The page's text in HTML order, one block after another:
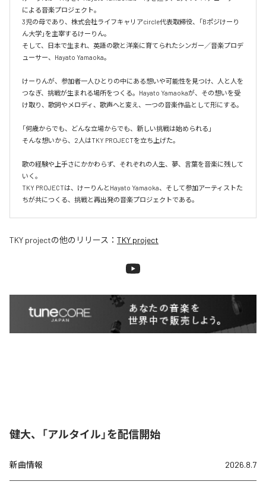
による音楽プロジェクト。
3児の母であり、株式会社ライフキャリアcircle代表取締役、「Bポジけーり
ん大学」を主宰するけーりん。
そして、日本で生まれ、英語の歌と洋楽に育てられたシンガー／音楽プロデ
ューサー、Hayato Yamaoka。
けーりんが、参加者一人ひとりの中にある想いや可能性を見つけ、人と人を
つなぎ、挑戦が生まれる場所をつくる。Hayato Yamaokaが、その想いを受
け取り、歌詞やメロディ、歌声へと変え、一つの音楽作品として形にする。
「何歳からでも、どんな立場からでも、新しい挑戦は始められる」
そんな想いから、2人はTKY PROJECTを立ち上げた。
歌の経験や上手さにかかわらず、それぞれの人生、夢、言葉を音楽に残して
いく。
TKY PROJECTは、けーりんとHayato Yamaoka、そして参加アーティストた
ちが共につくる、挑戦と再出発の音楽プロジェクトである。
TKY projectの他のリリース： TKY project
健大、「アルタイル」を配信開始
新曲情報 2026.8.7